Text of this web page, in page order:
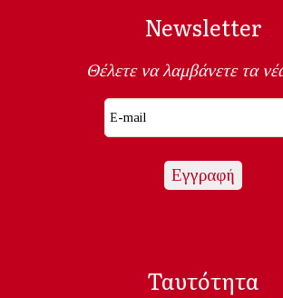
Newsletter
Θέλετε να λαμβάνετε τα
Ταυτότητα